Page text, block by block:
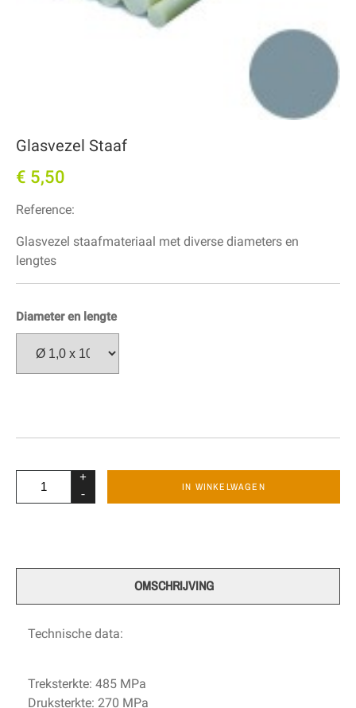
Glasvezel Staaf
€ 5,50
Reference:
Glasvezel staafmateriaal met diverse diameters en
lengtes
Diameter en lengte
+
-
IN WINKELWAGEN
OMSCHRIJVING
Technische data:
Treksterkte: 485 MPa
Druksterkte: 270 MPa